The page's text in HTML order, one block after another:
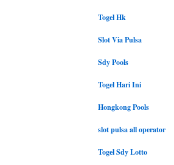
Togel Hk
Slot Via Pulsa
Sdy Pools
Togel Hari Ini
Hongkong Pools
slot pulsa all operator
Togel Sdy Lotto